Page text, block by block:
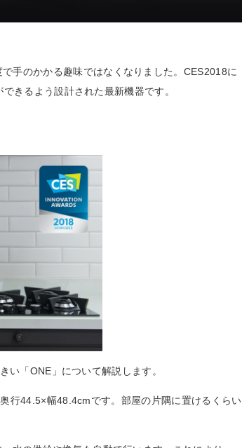
手のかかる趣味ではなくなりました。CES2018に
きるよう設計された最新機器です。
い「ONE」について解説します。
行44.5×幅48.4cmです。部屋の片隅に置けるくらい